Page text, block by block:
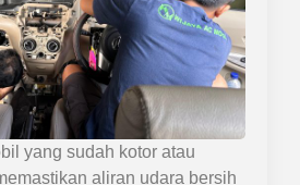
yang sudah kotor atau
aliran udara bersih